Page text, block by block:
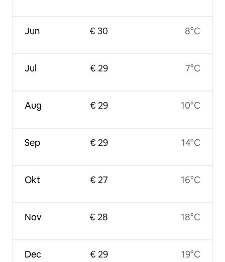
Jun
Jul
Aug
Sep
Okt
Nov
Dec
€ 30
€ 29
€ 29
€ 29
€ 27
€ 28
€ 29
8°C
7°C
10°C
14°C
16°C
18°C
19°C